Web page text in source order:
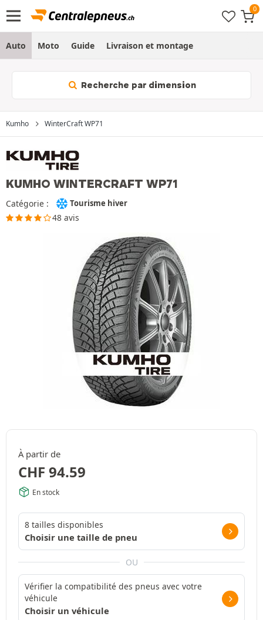
Auto Moto Guide Livraison et montage
Recherche par dimension
Kumho WinterCraft WP71
KUMHO WINTERCRAFT WP71
Catégorie : Tourisme hiver
48 avis
À partir de
CHF 94.59
En stock
8 tailles disponibles
Choisir une taille de pneu
OU
Vérifier la compatibilité des pneus avec votre
véhicule
Choisir un véhicule